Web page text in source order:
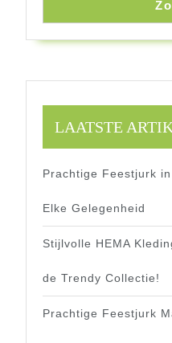
LAATSTE
Prachtige Feestjurk
Elke Gelegenheid
Stijlvolle HEMA
de Trendy Collectie!
Prachtige Feestjurk